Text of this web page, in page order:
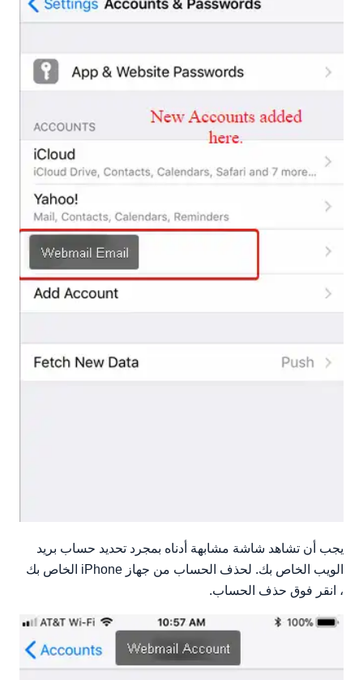
يجب أن تشاهد شاشة مشابهة أدناه بمجرد تحديد حساب بريد
الويب الخاص بك. لحذف الحساب من جهاز iPhone الخاص بك
، انقر فوق حذف الحساب.